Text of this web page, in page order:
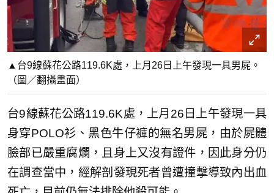
▲台9線蘇花公路119.6K處，上月26日上午發現一具男屍。
（圖／翻攝畫面）
台9線蘇花公路119.6K處，上月26日上午發現一具
身穿POLO衫、黑色牛仔褲的無名男屍，由於屍體
臉部已嚴重腐爛，且身上又沒有證件，因此身分仍
在調查當中，經解剖發現死者曾遭撞擊導致內出血